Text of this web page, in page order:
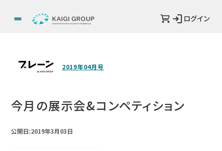
ログイン
2019年04月号
今月の展示会&コンペティション
公開日:2019年3月03日